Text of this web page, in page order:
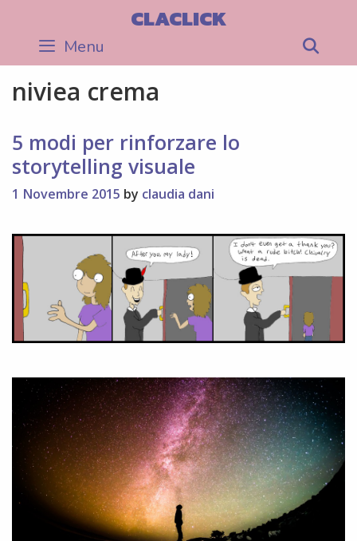
content
CLACLICK
Menu
niviea crema
5 modi per rinforzare lo
storytelling visuale
1 Novembre 2015 by claudia dani